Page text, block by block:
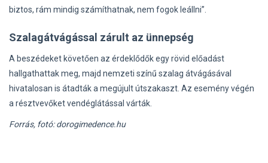
biztos, rám mindig számíthatnak, nem fogok leállni”.
Szalagátvágással zárult az ünnepség
A beszédeket követően az érdeklődők egy rövid előadást
hallgathattak meg, majd nemzeti színű szalag átvágásával
hivatalosan is átadták a megújult útszakaszt. Az esemény végén
a résztvevőket vendéglátással várták.
Forrás, fotó: dorogimedence.hu